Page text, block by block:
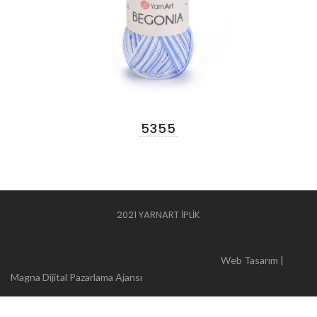
5355
2021 YARNART İPLİK
Web Tasarım |
Magna Dijital Pazarlama Ajansı